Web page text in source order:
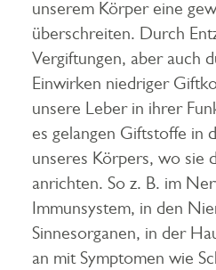
unserem Körper eine
überschreiten. Durch
Vergiftungen, aber auch
Einwirken niedriger
unsere Leber in ihrer
es gelangen Giftstoffe in
unseres Körpers, wo sie
anrichten. So z. B. im
Immunsystem, in den
Sinnesorganen, in der
an mit Symptomen wie